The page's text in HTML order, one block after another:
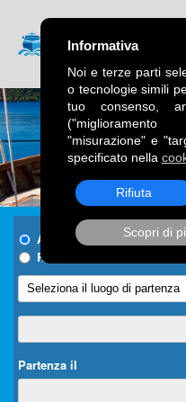
Informativa
Noi e terze parti
o tecnologie simili
tuo consenso,
"misurazione" e
specificato nella
Rifiuta
Scopri di